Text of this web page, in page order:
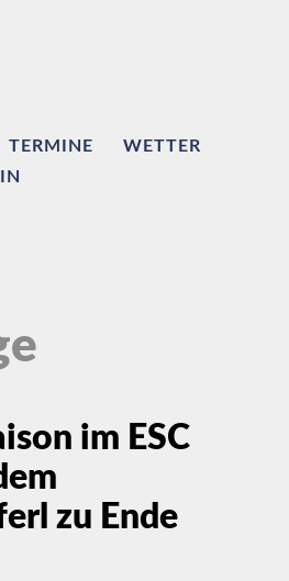
TERMINE
WETTER
im ESC
zu Ende